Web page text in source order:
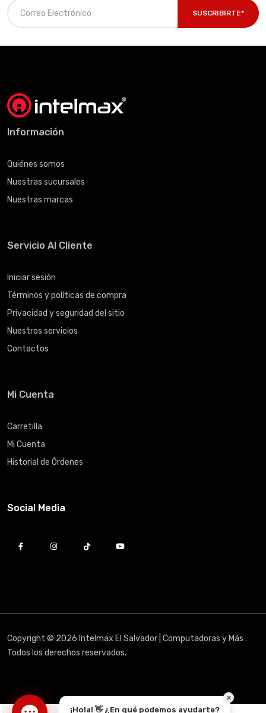
SUSCRIBIRTE*
Información
Quiénes somos
Nuestras sucursales
Nuestras marcas
Servicio Al Cliente
Iniciar sesión
Términos y políticas de compra
Privacidad y seguridad del sitio
Nuestros servicios
Contactos
Mi Cuenta
Carretilla
Mi Cuenta
Historial de Órdenes
Social Media
Copyright © 2026 Intelmax El Salvador | Computadoras y Más .
Todos los derechos reservados.
¡Hola! 👋 ¿En qué podemos ayudarte?